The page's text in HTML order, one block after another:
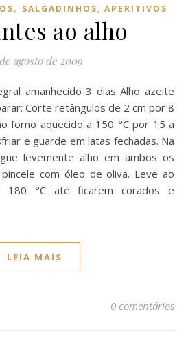
, SALGADINHOS, APERITIVOS
ao alho
agosto de 2009
Corte retângulos de 2 cm por 8
forno aquecido a 150 °C por 15 a
e guarde em latas fechadas. Na
levemente alho em ambos os
com óleo de oliva. Leve ao
180 °C até ficarem corados e
LEIA MAIS
0 comentários